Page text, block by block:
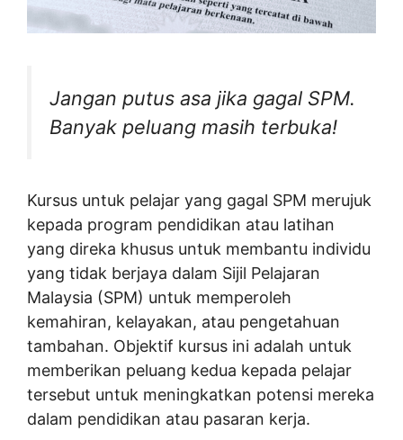
Jangan putus asa jika gagal SPM.
Banyak peluang masih terbuka!
Kursus untuk pelajar yang gagal SPM merujuk
kepada program pendidikan atau latihan
yang direka khusus untuk membantu individu
yang tidak berjaya dalam Sijil Pelajaran
Malaysia (SPM) untuk memperoleh
kemahiran, kelayakan, atau pengetahuan
tambahan. Objektif kursus ini adalah untuk
memberikan peluang kedua kepada pelajar
tersebut untuk meningkatkan potensi mereka
dalam pendidikan atau pasaran kerja.